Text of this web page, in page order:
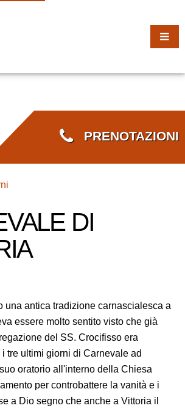
PRENOTAZIONI
DI
una antica tradizione carnascialesca a
essere molto sentito visto che già
del SS. Crocifisso era
tre ultimi giorni di Carnevale ad
oratorio all'interno della Chiesa
per controbattere la vanità e i
a Dio segno che anche a Vittoria il